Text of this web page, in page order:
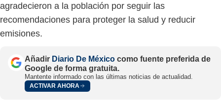
agradecieron a la población por seguir las
recomendaciones para proteger la salud y reducir
emisiones.
Añadir Diario De México como fuente preferida de
Google de forma gratuita.
Mantente informado con las últimas noticias de actualidad.
ACTIVAR AHORA